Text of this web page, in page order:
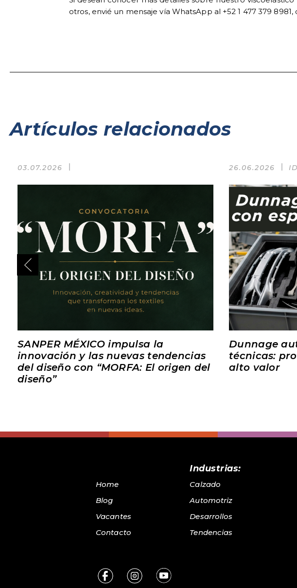
otros, envié un mensaje vía WhatsApp al +52 1 477 379
Artículos relacionados
03.07.2026
SANPER MÉXICO impulsa la
innovación y las nuevas tendencias
del diseño con “MORFA: El origen del
diseño”
26.06.2026
Dunnage
técnicas:
alto valor
Home
Blog
Vacantes
Contacto
Industrias:
Calzado
Automotriz
Desarrollos
Tendencias